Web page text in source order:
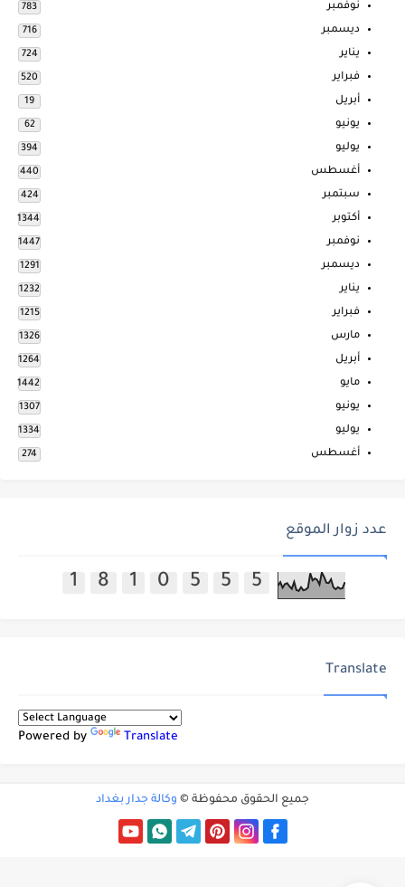
نوفمبر 783
ديسمبر 716
يناير 724
فبراير 520
أبريل 19
يونيو 62
يوليو 394
أغسطس 440
سبتمبر 424
أكتوبر 1344
نوفمبر 1447
ديسمبر 1291
يناير 1232
فبراير 1215
مارس 1326
أبريل 1264
مايو 1442
يونيو 1307
يوليو 1334
أغسطس 274
عدد زوار الموقع
1 8 1 0 5 5 5
Translate
Powered by Translate
جميع الحقوق محفوظة © وكالة جدار بغداد